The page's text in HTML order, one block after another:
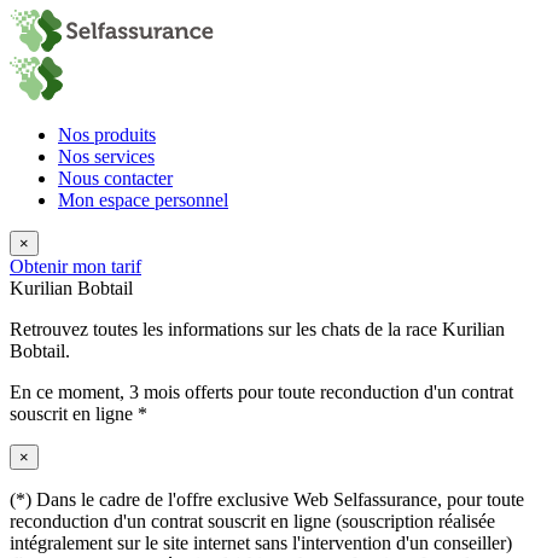
Nos produits
Nos services
Nous contacter
Mon espace personnel
×
Obtenir mon tarif
Kurilian Bobtail
Retrouvez toutes les informations sur les chats de la race Kurilian
Bobtail.
En ce moment, 3 mois offerts pour toute reconduction d'un contrat
souscrit en ligne *
×
(*) Dans le cadre de l'offre exclusive Web Selfassurance, pour toute
reconduction d'un contrat souscrit en ligne (souscription réalisée
intégralement sur le site internet sans l'intervention d'un conseiller)